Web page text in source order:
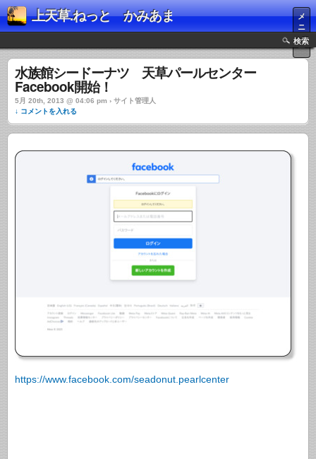
上天草.ねっと かみあま
メ
ニ
ュ
ー
検索
水族館シードーナツ 天草パールセンター
Facebook開始！
5月 20th, 2013 @ 04:06 pm › サイト管理人
↓ コメントを入れる
https://www.facebook.com/seadonut.pearlcenter